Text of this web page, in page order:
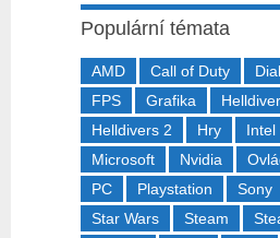
Populární témata
AMD Call of Duty
FPS
Grafika
Helldivers 2
Hry Intel
Microsoft
Nvidia
PC
Playstation Sony
Star Wars
Steam